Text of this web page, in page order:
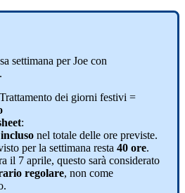
settimana per Joe con
.
Trattamento dei giorni festivi =
:
incluso nel totale delle ore previste.
per la settimana resta 40 ore.
il 7 aprile, questo sarà considerato
regolare, non come
.